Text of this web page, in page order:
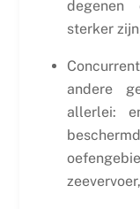
degenen
sterker
andere
allerlei: